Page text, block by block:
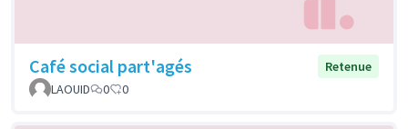
Café social part'agés
Retenue
LAOUID
0 0